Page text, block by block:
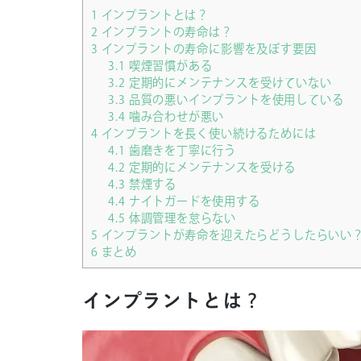
1 インプラントとは？
2 インプラントの寿命は？
3 インプラントの寿命に影響を及ぼす要因
3.1 喫煙習慣がある
3.2 定期的にメンテナンスを受けていない
3.3 品質の悪いインプラントを使用している
3.4 噛み合わせが悪い
4 インプラントを長く使い続けるためには
4.1 歯磨きを丁寧に行う
4.2 定期的にメンテナンスを受ける
4.3 禁煙する
4.4 ナイトガードを使用する
4.5 体調管理を怠らない
5 インプラントが寿命を迎えたらどうしたらいい
6 まとめ
インプラントとは？